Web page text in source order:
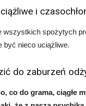
i
wszystkich spożytych
być nieco uciążliwe.
do zaburzeń
co do grama, ciągłe